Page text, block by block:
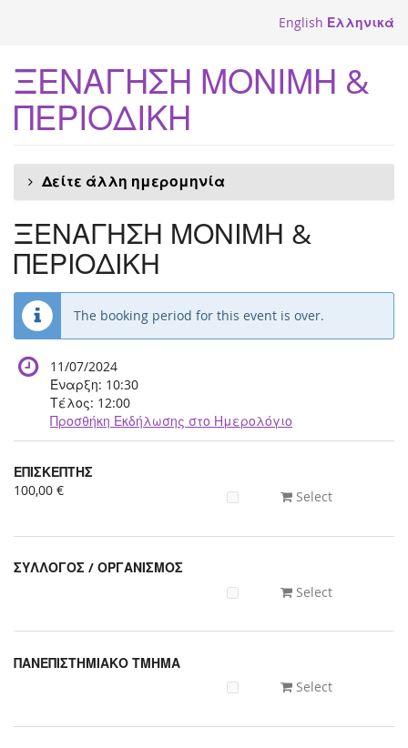
English Ελληνικά
ΞΕΝΑΓΗΣΗ ΜΟΝΙΜΗ &
ΠΕΡΙΟΔΙΚΗ
Δείτε άλλη ημερομηνία
ΞΕΝΑΓΗΣΗ ΜΟΝΙΜΗ &
ΠΕΡΙΟΔΙΚΗ
The booking period for this event is over.
11/07/2024
Έναρξη: 10:30
Τέλος: 12:00
Προσθήκη Εκδήλωσης στο Ημερολόγιο
Προϊόντα
Uncategorized
ΕΠΙΣΚΕΠΤΗΣ
100,00 €
Select
ΣΥΛΛΟΓΟΣ / ΟΡΓΑΝΙΣΜΟΣ
Select
ΠΑΝΕΠΙΣΤΗΜΙΑΚΟ ΤΜΗΜΑ
Select